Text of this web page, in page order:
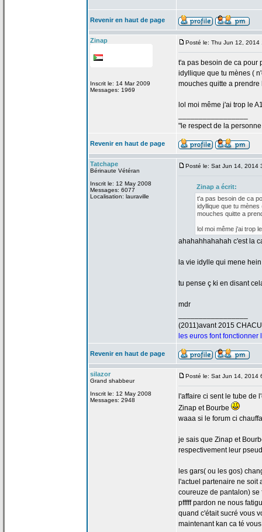
Revenir en haut de page
Zinap
Inscrit le: 14 Mar 2009
Messages: 1969
Posté le: Thu Jun 12, 2014
t'a pas besoin de ca pour
idyllique que tu mènes (
mouches quitte a prendre
lol moi même j'ai trop le
"le respect de la
Revenir en haut de page
Tatchape
Bérinaute Vétéran
Inscrit le: 12 May 2008
Messages: 6077
Localisation: lauraville
Posté le: Sat Jun 14, 2014
Zinap a écrit:
t'a pas besoin de ca
idyllique que tu mènes
mouches quitte a
lol moi même j'ai trop
ahahahhahahah c'est la
la vie idylle qui mene
tu pense ç ki en disant
mdr
(2011)avant 2015
les euros font fonctionner
Revenir en haut de page
silazor
Grand shabbeur
Inscrit le: 12 May 2008
Messages: 2948
Posté le: Sat Jun 14, 2014
l'affaire ci sent le tube de
Zinap et Bourbe
waaa si le forum ci
je sais que Zinap et
respectivement leur
les gars( ou les gos)
l'actuel partenaire ne soit
coureuze de pantalon) se
pfffff pardon ne nous
quand c'était sucré vous
maintenant kan ca té